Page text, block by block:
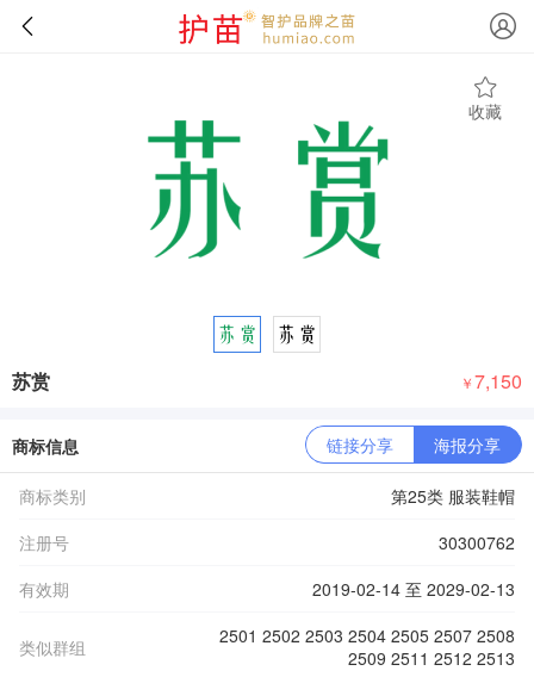
收藏
苏赏 ￥7,150
商标信息 链接分享 海报分享
商标类别
第25类 服装鞋帽
注册号
30300762
有效期
2019-02-14 至 2029-02-13
类似群组
2501 2502 2503 2504 2505 2507 2508
2509 2511 2512 2513